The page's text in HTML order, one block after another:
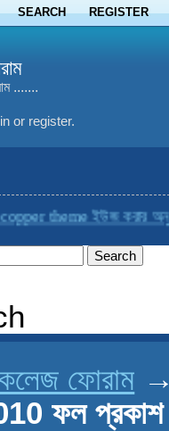
SEARCH REGISTER
.......
or register.
theme ইউজ করার
কলেজ ফোরাম
ফল